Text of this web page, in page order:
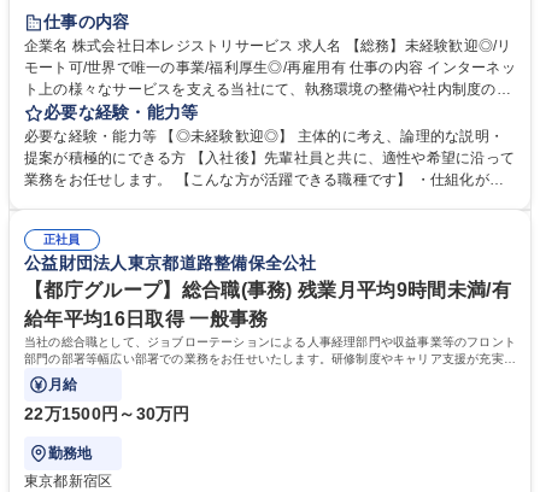
住宅手当あり
完全週休2日制
交通費支給 駅近5分以内 土日祝休み 服装自由
仕事の内容
企業名 株式会社日本レジストリサービス 求人名 【総務】未経験歓迎◎/リ
モート可/世界で唯一の事業/福利厚生◎/再雇用有 仕事の内容 インターネッ
ト上の様々なサービスを支える当社にて、執務環境の整備や社内制度の検
討、イベント運営などの幅広い業務を担当し、間接的に会社の生産性向上
や成長に貢献している部署です。 会社の全メンバーが安心して長く成果を
発揮できる環境を整えるために、毎日のメンテナンスや維持管理に加え、
新たな施策検討を積極的に行っていただき、会社全体を巻き込み課題解決
幅広い業務の体得が可能で、多様なキャリアパスを描くことも可能です。
募集職種 【総務】未経験歓迎◎/リモート可/世界で唯一の事業/福利厚生◎/
再雇用有
必要な経験・能力等
必要な経験・能力等 【◎未経験歓迎◎】 主体的に考え、論理的な説明・
提案が積極的にできる方 【入社後】先輩社員と共に、適性や希望に沿って
業務をお任せします。 【こんな方が活躍できる職種です】 ・仕組化が好
対処できる・新しいことに興味関心がある 【魅力】■自己啓発支援：資格
取得や通信教育など費用の80%（年間25万円まで）を補助 ■住宅手当：家
賃の50%（月額7万円まで）を補助 学歴・資格 学歴：大学院 大学 語学
力： 資格：
正社員
公益財団法人東京都道路整備保全公社
【都庁グループ】総合職(事務) 残業月平均9時間未満/有
給年平均16日取得 一般事務
当社の総合職として、ジョブローテーションによる人事経理部門や収益事業等のフロント
部門の部署等幅広い部署での業務をお任せいたします。研修制度やキャリア支援が充実し
ております！ ※下記業務詳細
月給
22万1500円～30万円
勤務地
東京都新宿区